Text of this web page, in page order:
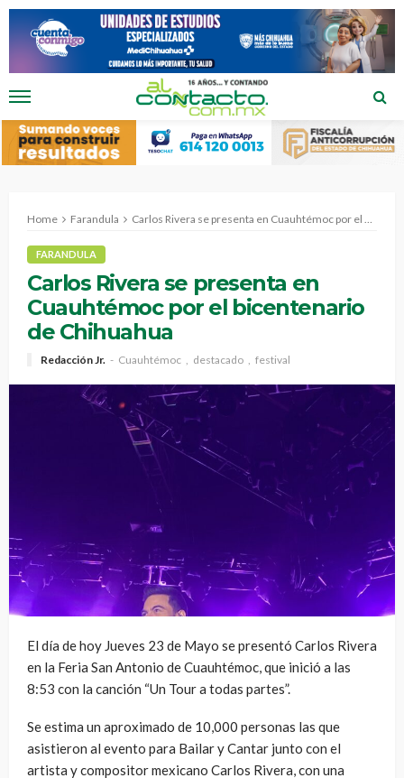
Home Farandula Carlos Rivera se presenta en Cuauhtémoc por el bicentenario de Chihuahua
FARANDULA
Carlos Rivera se presenta en
Cuauhtémoc por el bicentenario
de Chihuahua
Redacción Jr. Cuauhtémoc destacado festival
El día de hoy Jueves 23 de Mayo se presentó Carlos Rivera
en la Feria San Antonio de Cuauhtémoc, que inició a las
8:53 con la canción “Un Tour a todas partes”.
Se estima un aproximado de 10,000 personas las que
asistieron al evento para Bailar y Cantar junto con el
artista y compositor mexicano Carlos Rivera, con una